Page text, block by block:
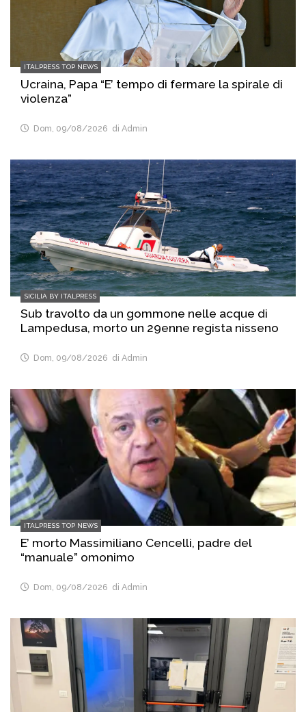
ITALPRESS TOP NEWS
Ucraina, Papa “E’ tempo di fermare la spirale di
violenza”
Dom, 09/08/2026 di Admin
SICILIA BY ITALPRESS
Sub travolto da un gommone nelle acque di
Lampedusa, morto un 29enne regista nisseno
Dom, 09/08/2026 di Admin
ITALPRESS TOP NEWS
E’ morto Massimiliano Cencelli, padre del
“manuale” omonimo
Dom, 09/08/2026 di Admin